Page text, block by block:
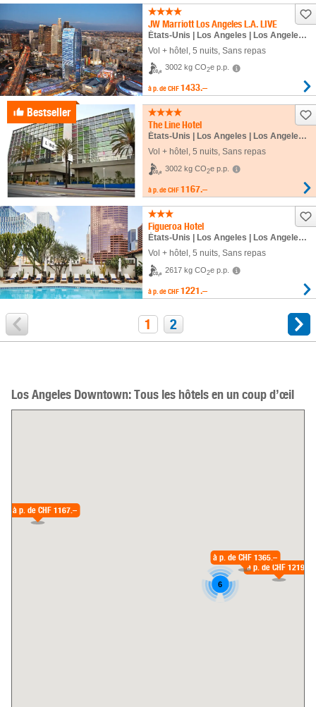
JW Marriott Los Angeles L.A. LIVE
États-Unis | Los Angeles | Los Angeles Downtown
Vol + hôtel 5 nuits, Sans repas
3002 kg CO2e p.p.
à p. de CHF 1433.–
Bestseller
The Line Hotel
États-Unis | Los Angeles | Los Angeles Downtown
Vol + hôtel , 5 nuits, Sans repas
3002 kg CO2e p.p.
à p. de CHF 1167.–
Figueroa Hotel
États-Unis | Los Angeles | Los Angeles Downtown
Vol + hôtel , 5 nuits, Sans repas
2617 kg CO2e p.p.
à p. de CHF 1221.–
1 2
Los Angeles Downtown: Tous les hôtels en un coup d’œil
6
à p. de CHF 1167.–
à p. de CHF 1219.–
à p. de CHF 1365.–